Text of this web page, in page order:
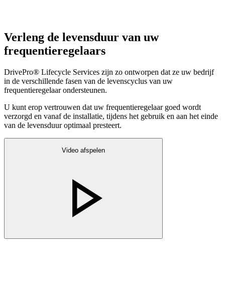
Verleng de levensduur van uw
frequentieregelaars
DrivePro® Lifecycle Services zijn zo ontworpen dat ze uw bedrijf
in de verschillende fasen van de levenscyclus van uw
frequentieregelaar ondersteunen.
U kunt erop vertrouwen dat uw frequentieregelaar goed wordt
verzorgd en vanaf de installatie, tijdens het gebruik en aan het einde
van de levensduur optimaal presteert.
Video afspelen